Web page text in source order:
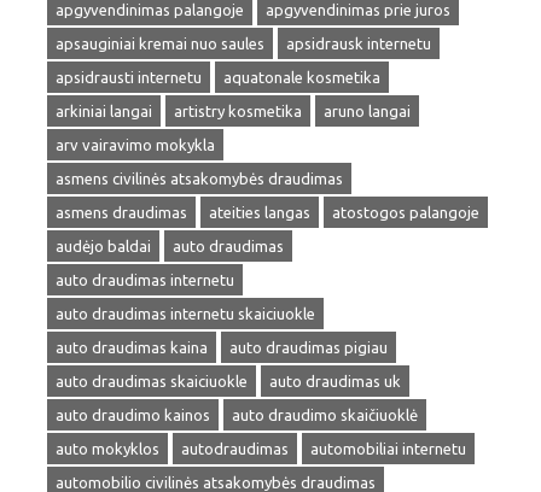
apgyvendinimas palangoje
apgyvendinimas prie juros
apsauginiai kremai nuo saules
apsidrausk internetu
apsidrausti internetu
aquatonale kosmetika
arkiniai langai
artistry kosmetika
aruno langai
arv vairavimo mokykla
asmens civilinės atsakomybės draudimas
asmens draudimas
ateities langas
atostogos palangoje
audėjo baldai
auto draudimas
auto draudimas internetu
auto draudimas internetu skaiciuokle
auto draudimas kaina
auto draudimas pigiau
auto draudimas skaiciuokle
auto draudimas uk
auto draudimo kainos
auto draudimo skaičiuoklė
auto mokyklos
autodraudimas
automobiliai internetu
automobilio civilinės atsakomybės draudimas